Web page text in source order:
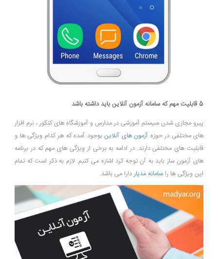
5 قابلیت مهم که سامانه آزمون آنلاین باید داشته باشد
پیرو مجازی شدن سیستم آموزشی در مدارس و آموزشگاه های کنکور ، نرم افزار
های مختلفی در حوزه آزمون های آنلاین بوجود آمده که هر کدام ویژگی ها و
قابلیت های مختلفی دارند. در ادامه به برخی از ویژگی های مهم که در برنامه
های آزمون ساز باید به آن توجه کرد اشاره می کنیم. لازم به ذکر است که تمام
این ویژگی ها را سامانه مَدیار دارا می باشد.